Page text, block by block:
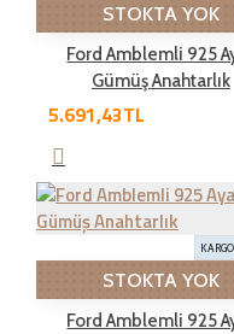
İADE ŞARTLARI
İade süresi kaç gün?
Genel olarak satın
kullanmadan ve ürünün
bozmadan, teslim
süre içinde geçerli bir
edebilirsiniz.Kargo
kargo müşteriye aittir
STOKTA YOK
Ford Amblemli 925
Gümüş Anahtarlık
5.691,43TL
STOKTA YOK
Ford Amblemli 925